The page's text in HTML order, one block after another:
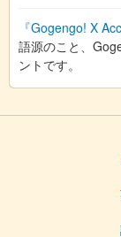
『Gogengo! X
語源のこと、
ントです。